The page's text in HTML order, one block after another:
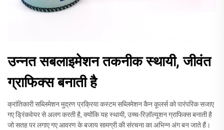
उन्नत सबलाइमेशन तकनीक स्थायी, जीवंत
ग्राफिक्स बनाती है
क्रांतिकारी सब्लिमेशन मुद्रण प्रक्रिया कस्टम सब्लिमेशन कैन कूलर्स को पारंपरिक सजाए
गए ड्रिंकवेयर से अलग करती है, क्योंकि यह स्थायी, उच्च-रिज़ॉल्यूशन ग्राफिक्स बनाती है
जो सतह पर लगाए गए आवरण के बजाय सामग्री की संरचना का अभिन्न अंग बन जाते हैं।